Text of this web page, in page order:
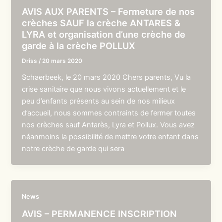
AVIS AUX PARENTS – Fermeture de nos
crèches SAUF la crèche ANTARES &
LYRA et organisation d’une crèche de
garde à la crèche POLLUX
Driss / 20 mars 2020
Schaerbeek, le 20 mars 2020 Chers parents, Vu la
crise sanitaire que nous vivons actuellement et le
peu d’enfants présents au sein de nos milieux
d’accueil, nous sommes contraints de fermer toutes
nos crèches sauf Antarès, Lyra et Pollux. Vous avez
néanmoins la possibilité de mettre votre enfant dans
notre crèche de garde qui sera
News
AVIS – PERMANENCE INSCRIPTION